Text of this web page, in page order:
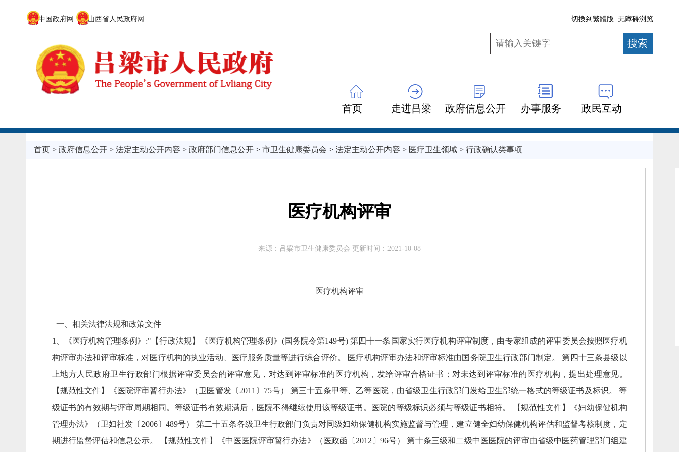
中国政府网 山西省人民政府网 切換到繁體版 无障碍浏览
首页 走进吕梁 政府信息公开 办事服务 政民互动
首页> 政府信息公开> 法定主动公开内容 > 政府部门信息公开> 市卫生健康委员会 > 法定主动公开内容 > 医疗卫生领域> 行政确认类事项
医疗机构评审
来源： 吕梁市卫生健康委员会 更新时间： 2021-10-08
医疗机构评审
一、 相关法律法规和政策文件
1、
《医疗机构管理条例》:"【行政法规】《医疗机构管理条例》(国务院令第149号) 第四十一条国家实行医疗机构评审制度， 由专家组成的评审委员会按照医疗机
构评审办法和评审标准， 对医疗机构的执业活动、 医疗服务质量等进行综合评价。 医疗机构评审办法和评审标准由国务院卫生行政部门制定。
第四十三条县级以
上地方人民政府卫生行政部门根据评审委员会的评审意见， 对达到评审标准的医疗机构， 发给评审合格证书； 对未达到评审标准的医疗机构，提出处理意见。
【规范性文件】《医院评审暂行办法》（卫医管发〔2011〕75号） 第三十五条甲等、 乙等医院， 由省级卫生行政部门发给卫生部统一格式的等级证书及标识。
等
级证书的有效期与评审周期相同。 等级证书有效期满后， 医院不得继续使用该等级证书。 医院的等级标识必须与等级证书相符。
【规范性文件】《妇幼保健机构
管理办法》（卫妇社发〔2006〕489号） 第二十五条各级卫生行政部门负责对同级妇幼保健机构实施监督与管理，建立健全妇幼保健机构评估和监督考核制度， 定
期进行监督评估和信息公示。
【规范性文件】《中医医院评审暂行办法》（医政函〔2012〕96号） 第十条三级和二级中医医院的评审由省级中医药管理部门组建